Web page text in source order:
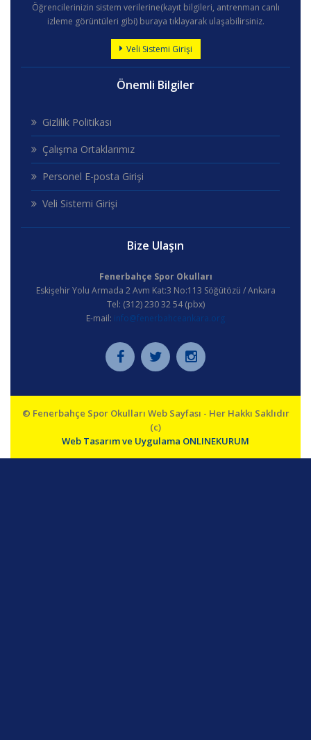
Öğrencilerinizin sistem verilerine(kayıt bilgileri, antrenman canlı
izleme görüntüleri gibi) buraya tıklayarak ulaşabilirsiniz.
Veli Sistemi Girişi
Önemli Bilgiler
Gizlilik Politikası
Çalışma Ortaklarımız
Personel E-posta Girişi
Veli Sistemi Girişi
Bize Ulaşın
Fenerbahçe Spor Okulları
Eskişehir Yolu Armada 2 Avm Kat:3 No:113 Söğütözü / Ankara
Tel: (312) 230 32 54 (pbx)
E-mail: info@fenerbahceankara.org
© Fenerbahçe Spor Okulları Web Sayfası - Her Hakkı Saklıdır
(c)
Web Tasarım ve Uygulama ONLINEKURUM